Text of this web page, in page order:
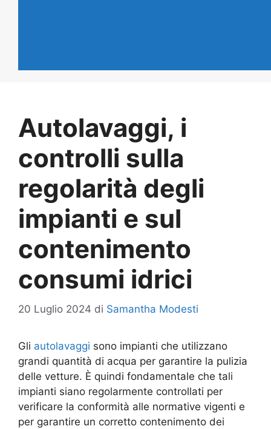
Autolavaggi, i
controlli sulla
regolarità degli
impianti e sul
contenimento
consumi idrici
20 Luglio 2024 di Samantha Modesti
Gli autolavaggi sono impianti che utilizzano
grandi quantità di acqua per garantire la pulizia
delle vetture. È quindi fondamentale che tali
impianti siano regolarmente controllati per
verificare la conformità alle normative vigenti e
per garantire un corretto contenimento dei